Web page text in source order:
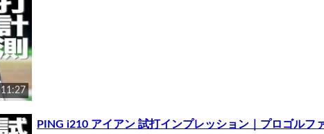
11:27
PING i210 アイアン 試打インプレッション｜プロゴルフ